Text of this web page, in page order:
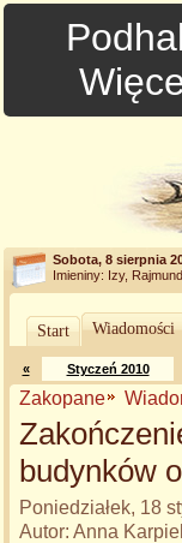
Sobota, 8 sierpnia
Imieniny: Izy,
Start Wiadomości
« Styczeń 2010
Zakopane
budynków
Poniedziałek, 18
Autor: Anna